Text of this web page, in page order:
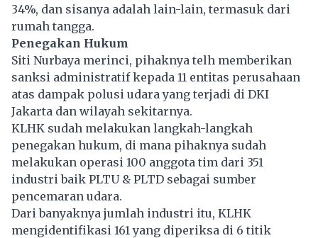
34%, dan sisanya adalah lain-lain, termasuk dari
rumah tangga.
Penegakan Hukum
Siti Nurbaya merinci, pihaknya telh memberikan
sanksi administratif kepada 11 entitas perusahaan
atas dampak polusi udara yang terjadi di DKI
Jakarta dan wilayah sekitarnya.
KLHK sudah melakukan langkah-langkah
penegakan hukum, di mana pihaknya sudah
melakukan operasi 100 anggota tim dari 351
industri baik PLTU & PLTD sebagai sumber
pencemaran udara.
Dari banyaknya jumlah industri itu, KLHK
mengidentifikasi 161 yang diperiksa di 6 titik